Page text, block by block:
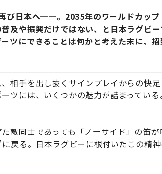
び日本へ──。2035年のワールドカップ
及や振興だけではない、と日本ラグビ
ツにできることは何かと考えた末に、
相手を出し抜くサインプレイからの快
ツには、いくつかの魅力が詰まってい
敵同士であっても「ノーサイド」の笛が
戻る。日本ラグビーに根付いたこの精